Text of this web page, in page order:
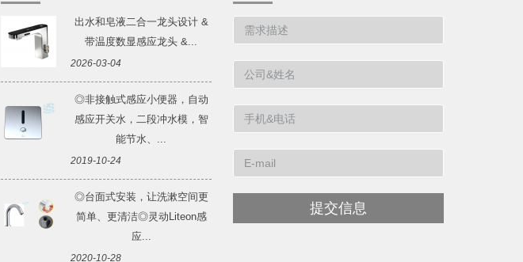
出水和皂液二合一龙头设计 &
带温度数显感应龙头 &...
2026-03-04
◎非接触式感应小便器，自动
感应开关水，二段冲水模，智
能节水、...
2019-10-24
◎台面式安装，让洗漱空间更
简单、更清洁◎灵动Liteon感
应...
2020-10-28
提交信息